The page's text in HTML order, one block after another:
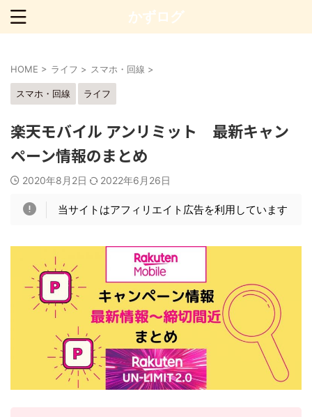
かずログ
HOME > ライフ > スマホ・回線 >
スマホ・回線 ライフ
楽天モバイル アンリミット 最新キャン
ペーン情報のまとめ
2020年8月2日 2022年6月26日
当サイトはアフィリエイト広告を利用しています